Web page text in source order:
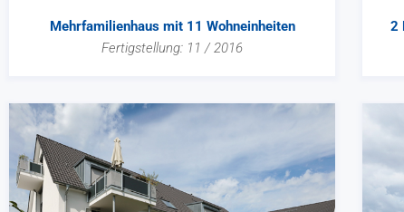
Mehrfamilienhaus mit 11 Wohneinheiten
Fertigstellung: 11 / 2016
2